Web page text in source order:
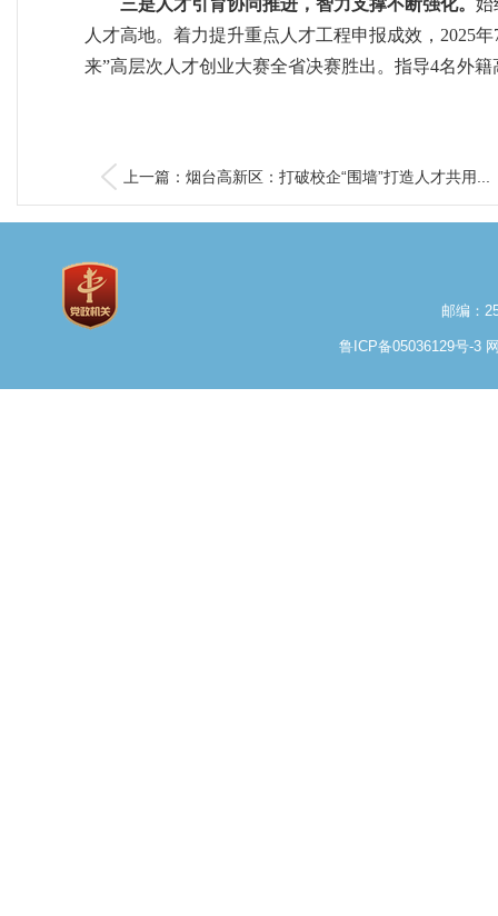
三是人才引育协同推进，智力支撑不断强化。 始
人才高地。着力提升重点人才工程申报成效，2025
来”高层次人才创业大赛全省决赛胜出。指导4名外
上一篇：烟台高新区：打破校企“围墙”打造人才共用...
邮编：
鲁ICP备05036129号-3